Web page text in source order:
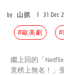
by 山抓 31 Dec
#歐美劇
繼上回的「
竟榜上無名！」